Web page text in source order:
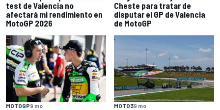
test de Valencia no
afectará mi rendimiento en
MotoGP 2026
Cheste para tratar de
disputar el GP de Valencia
de MotoGP
MOTOGP9 mo MOTO39 mo